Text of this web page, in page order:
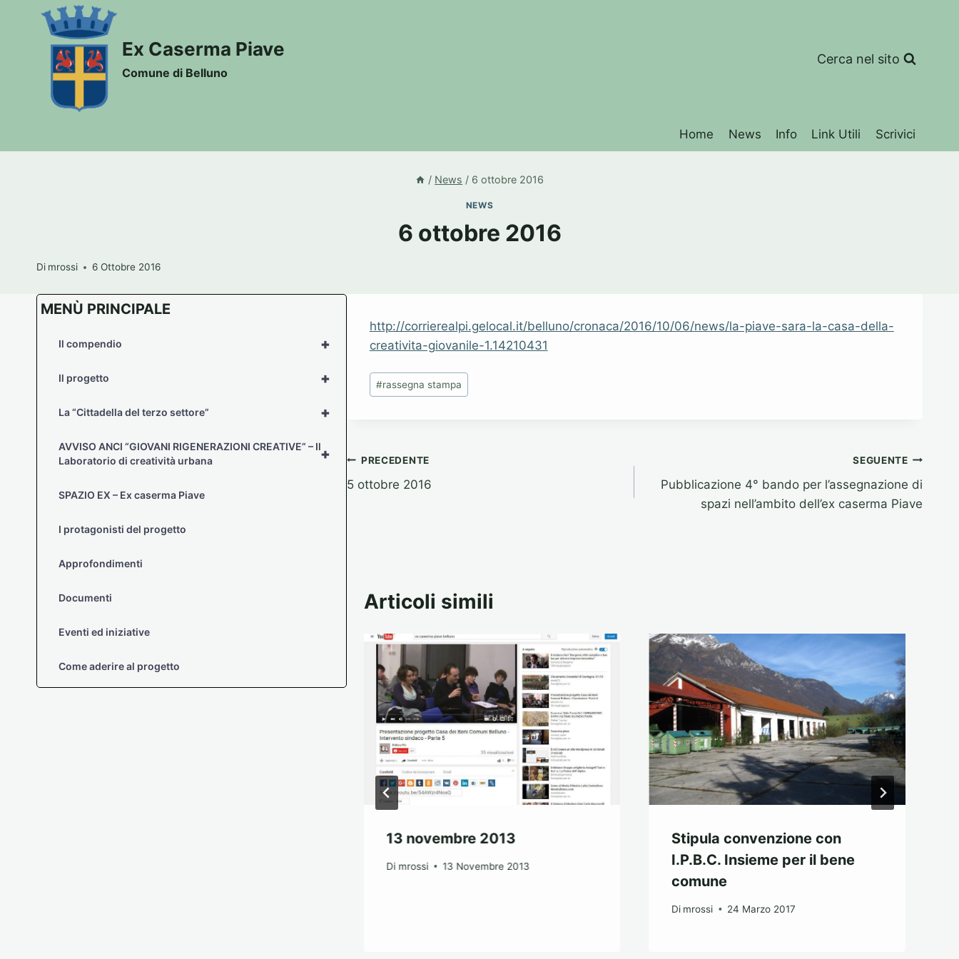
contenuto
Ex Caserma Piave
Comune di Belluno
Cerca nel sito
Home News Info Link Utili Scrivici
/ News / 6 ottobre 2016
NEWS
6 ottobre 2016
Di mrossi 6 Ottobre 2016
http://corrierealpi.gelocal.it/belluno/cronaca/2016/10/06/news/la-piave-sara-la-casa-della-
creativita-giovanile-1.14210431
Tag
articolo:
#rassegna stampa
Navigazione
articoli
PRECEDENTE
5 ottobre 2016
SEGUENTE
Pubblicazione 4° bando per l’assegnazione di
spazi nell’ambito dell’ex caserma Piave
Articoli simili
13 novembre 2013
Di mrossi 13 Novembre 2013
Stipula convenzione con
I.P.B.C. Insieme per il bene
comune
Di mrossi 24 Marzo 2017
MENÙ PRINCIPALE
+
Il compendio
+
Il progetto
+
La “Cittadella del terzo settore”
+
AVVISO ANCI “GIOVANI RIGENERAZIONI CREATIVE” – Il
Laboratorio di creatività urbana
SPAZIO EX – Ex caserma Piave
I protagonisti del progetto
Approfondimenti
Documenti
Eventi ed iniziative
Come aderire al progetto